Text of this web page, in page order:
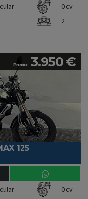
0 cv
2
Precio: 3.950 €
125
0 cv